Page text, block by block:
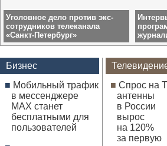
Уголовное дело против экс-
сотрудников телеканала
«Санкт-Петербург»
Бизнес
Мобильный трафик
в мессенджере
МАХ станет
бесплатными для
пользователей
Спрос на
антенны
в России
вырос
на 120%
за первую